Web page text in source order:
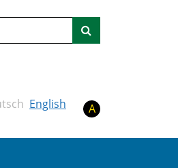
English A